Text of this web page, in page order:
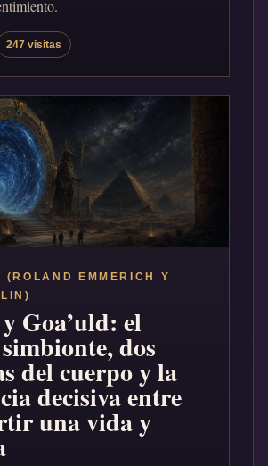
247 visitas
(ROLAND EMMERICH Y
Goa’uld: el
dos
del cuerpo y la
decisiva entre
una vida y